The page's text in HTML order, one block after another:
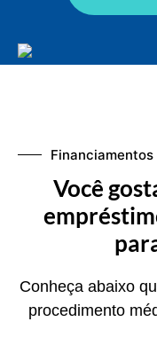
Você
Conheça abaixo
procedimento